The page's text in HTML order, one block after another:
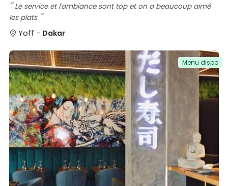
Le service et l'ambiance sont top et on a beaucoup aimé
les plats
Yoff - Dakar
Menu dispo